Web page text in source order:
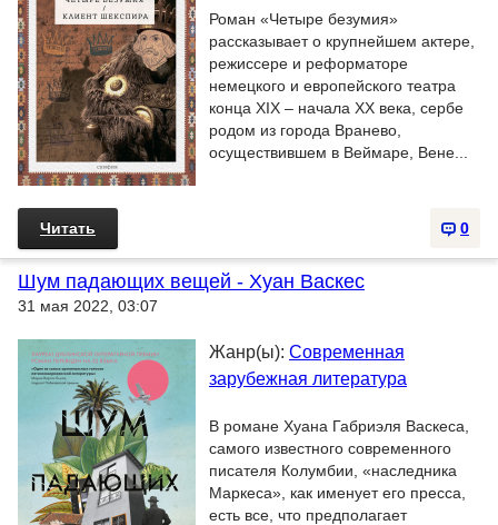
Роман «Четыре безумия»
рассказывает о крупнейшем актере,
режиссере и реформаторе
немецкого и европейского театра
конца XIX – начала XX века, сербе
родом из города Вранево,
осуществившем в Веймаре, Вене...
0
Читать
Шум падающих вещей - Хуан Васкес
31 мая 2022, 03:07
Жанр(ы): Современная
зарубежная литература
В романе Хуана Габриэля Васкеса,
самого известного современного
писателя Колумбии, «наследника
Маркеса», как именует его пресса,
есть все, что предполагает